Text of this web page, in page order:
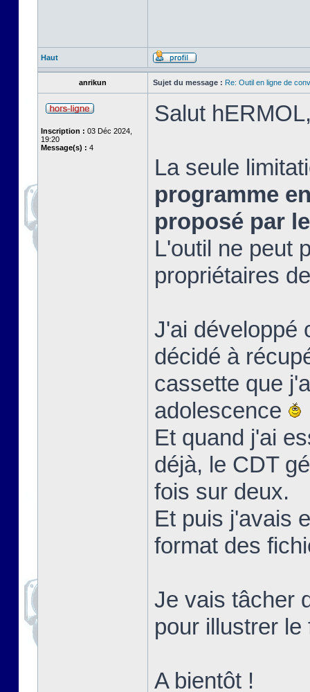
Haut
anrikun Sujet du message : Re: Outil en ligne de
Inscription : 03 Déc 2024,
19:20
Message(s) : 4
Salut
La seule
programme
proposé par
L'outil ne peut
propriétaires
J'ai développé
décidé à
cassette que
adolescence
Et quand j'ai
déjà, le CDT
fois sur deux.
Et puis j'avais
format des
Je vais tâcher
pour illustrer
A bientôt !